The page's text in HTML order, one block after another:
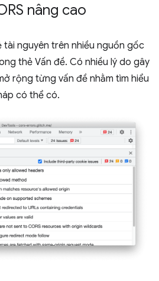
nâng cao
tài nguyên trên nhiều nguồn gốc
thẻ Vấn đề. Có nhiều lý do gây
rộng từng vấn đề nhằm tìm hiểu
có thể có.